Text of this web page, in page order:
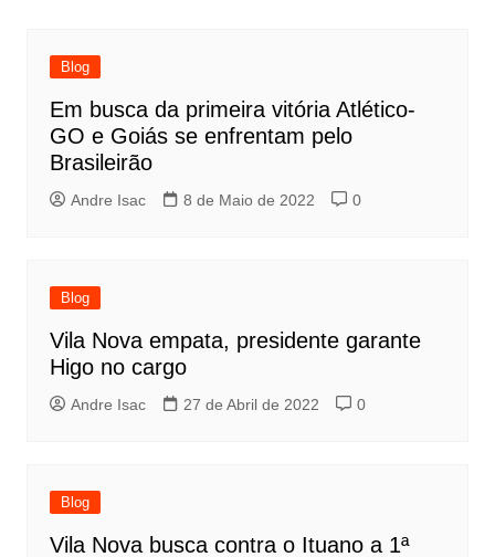
Blog
Em busca da primeira vitória Atlético-
GO e Goiás se enfrentam pelo
Brasileirão
Andre Isac 8 de Maio de 2022 0
Blog
Vila Nova empata, presidente garante
Higo no cargo
Andre Isac 27 de Abril de 2022 0
Blog
Vila Nova busca contra o Ituano a 1ª